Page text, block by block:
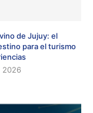
de Jujuy: el
para el turismo
2026